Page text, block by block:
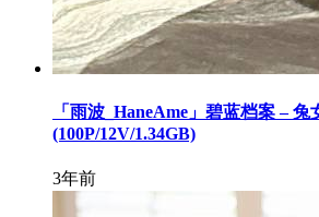
「雨波_HaneAme」碧蓝档案 – 兔
(100P/12V/1.34GB)
3年前